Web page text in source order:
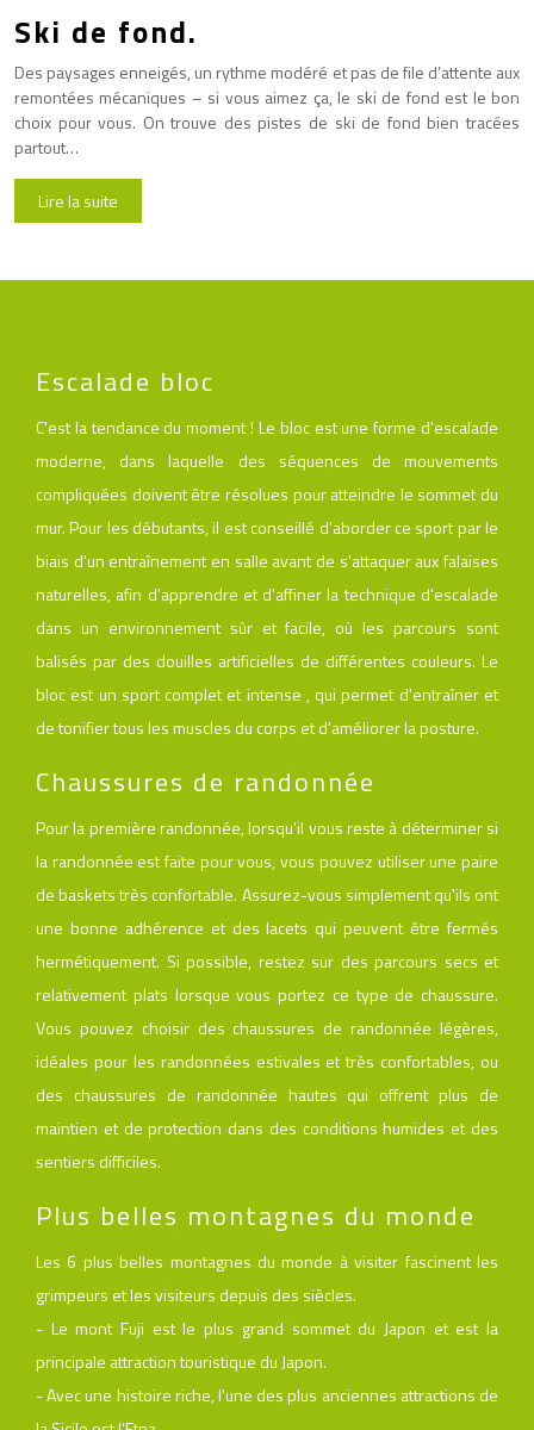
Ski de fond.
Des paysages enneigés, un rythme modéré et pas de file d’attente aux
remontées mécaniques – si vous aimez ça, le ski de fond est le bon
choix pour vous. On trouve des pistes de ski de fond bien tracées
partout…
Lire la suite
Escalade bloc
C'est la tendance du moment ! Le bloc est une forme d'escalade
moderne, dans laquelle des séquences de mouvements
compliquées doivent être résolues pour atteindre le sommet du
mur. Pour les débutants, il est conseillé d'aborder ce sport par le
biais d'un entraînement en salle avant de s'attaquer aux falaises
naturelles, afin d'apprendre et d'affiner la technique d'escalade
dans un environnement sûr et facile, où les parcours sont
balisés par des douilles artificielles de différentes couleurs. Le
bloc est un sport complet et intense , qui permet d'entraîner et
de tonifier tous les muscles du corps et d'améliorer la posture.
Chaussures de randonnée
Pour la première randonnée, lorsqu'il vous reste à déterminer si
la randonnée est faite pour vous, vous pouvez utiliser une paire
de baskets très confortable. Assurez-vous simplement qu'ils ont
une bonne adhérence et des lacets qui peuvent être fermés
hermétiquement. Si possible, restez sur des parcours secs et
relativement plats lorsque vous portez ce type de chaussure.
Vous pouvez choisir des chaussures de randonnée légères,
idéales pour les randonnées estivales et très confortables, ou
des chaussures de randonnée hautes qui offrent plus de
maintien et de protection dans des conditions humides et des
sentiers difficiles.
Plus belles montagnes du monde
Les 6 plus belles montagnes du monde à visiter fascinent les
grimpeurs et les visiteurs depuis des siècles.
- Le mont Fuji est le plus grand sommet du Japon et est la
principale attraction touristique du Japon.
- Avec une histoire riche, l'une des plus anciennes attractions de